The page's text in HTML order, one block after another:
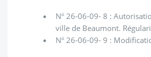
N° 26-06-09- 8 :
ville de Beaumont.
N° 26-06-09- 9 :